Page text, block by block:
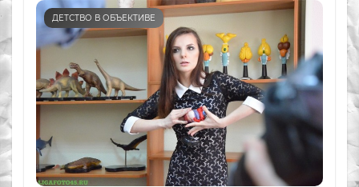
ДЕТСТВО В ОБЪЕКТИВЕ